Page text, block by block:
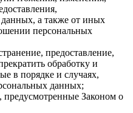
а также от иных
персональных
предоставление,
обработку и
в порядке и случаях,
данных;
Законом о